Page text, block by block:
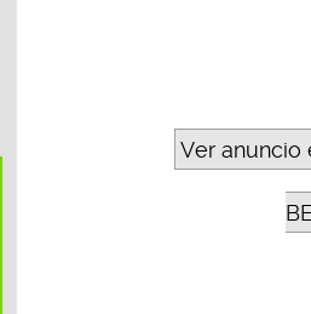
Ver anuncio